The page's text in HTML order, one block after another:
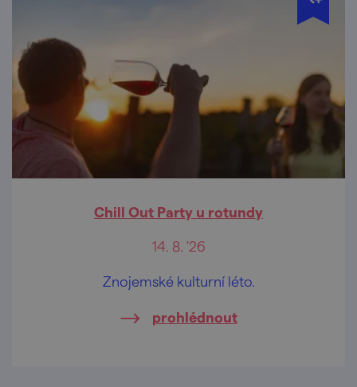
Chill Out Party u rotundy
14. 8. '26
Znojemské kulturní léto.
prohlédnout